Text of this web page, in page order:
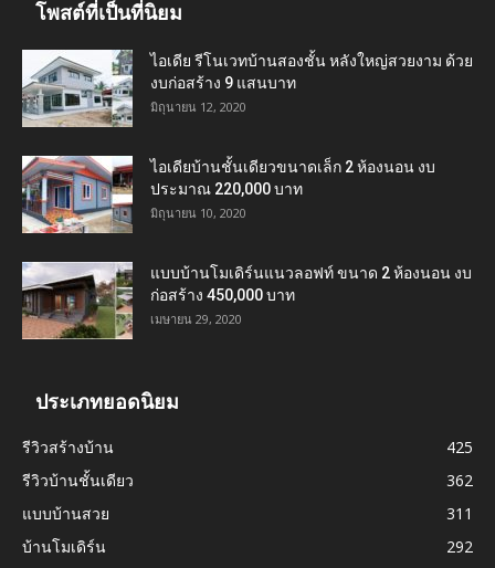
โพสต์ที่เป็นที่นิยม
ไอเดีย รีโนเวทบ้านสองชั้น หลังใหญ่สวยงาม ด้วย
งบก่อสร้าง 9 แสนบาท
มิถุนายน 12, 2020
ไอเดียบ้านชั้นเดียวขนาดเล็ก 2 ห้องนอน งบ
ประมาณ 220,000 บาท
มิถุนายน 10, 2020
แบบบ้านโมเดิร์นแนวลอฟท์ ขนาด 2 ห้องนอน งบ
ก่อสร้าง 450,000 บาท
เมษายน 29, 2020
ประเภทยอดนิยม
รีวิวสร้างบ้าน
425
รีวิวบ้านชั้นเดียว
362
แบบบ้านสวย
311
บ้านโมเดิร์น
292